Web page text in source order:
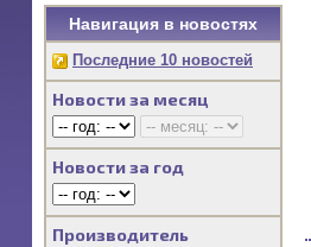
Навигация в новостях
Последние 10 новостей
Новости за месяц
Новости за год
Производитель